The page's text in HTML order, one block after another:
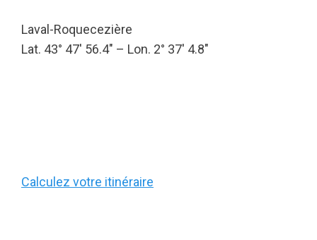
Laval-Roquecezière
Lat. 43° 47′ 56.4″ – Lon. 2° 37′ 4.8″
Calculez votre itinéraire